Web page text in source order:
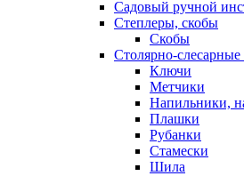
Садовый ручной
Степлеры, скобы
Скобы
Столярно-
Ключи
Метчики
Напильники,
Плашки
Рубанки
Стамески
Шила